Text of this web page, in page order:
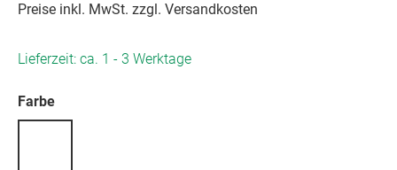
Preise inkl. MwSt. zzgl. Versandkosten
Lieferzeit: ca. 1 - 3 Werktage
Farbeauswählen